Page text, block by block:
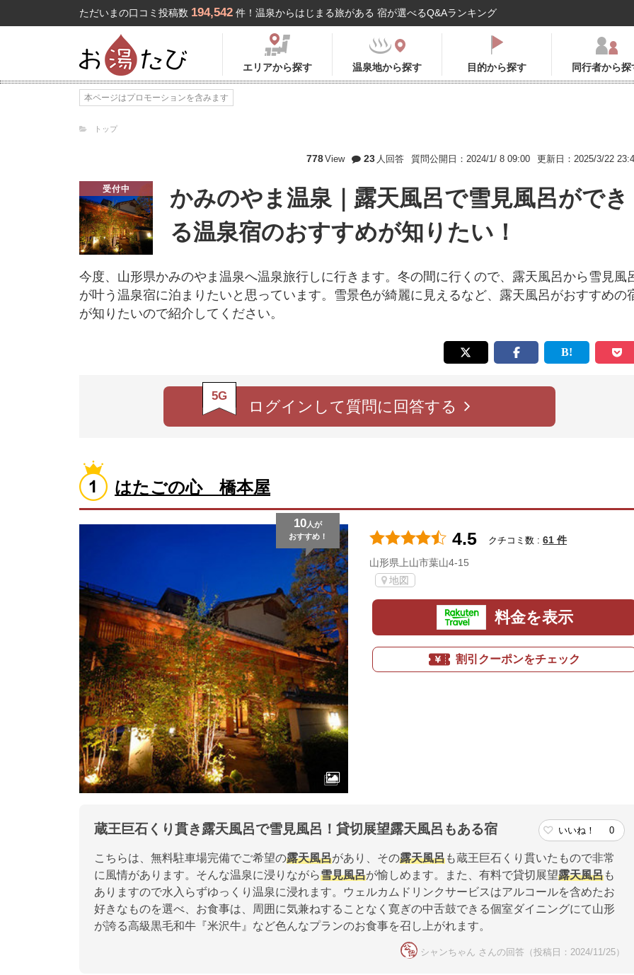
ただいまの口コミ投稿数 194,542 件！温泉からはじまる旅がある 宿が選べるQ&Aランキング
エリアから探す 温泉地から探す 目的から探す 同行者から探
本ページはプロモーションを含みます
トップ
778View 23 人回答 質問公開日：2024/1/ 8 09:00 更新日：2025/3/22
受付中
かみのやま温泉｜露天風呂で雪見風呂ができ
る温泉宿のおすすめが知りたい！
今度、山形県かみのやま温泉へ温泉旅行しに行きます。冬の間に行くので、露天風呂から雪見風
が叶う温泉宿に泊まりたいと思っています。雪景色が綺麗に見えるなど、露天風呂がおすすめの
が知りたいので紹介してください。
5G
ログインして質問に回答する
はたごの心 橋本屋
10 人が
おすすめ！
4.5 クチコミ数 : 61 件
山形県上山市葉山4-15
地図
料金を表示
割引クーポンをチェック
蔵王巨石くり貫き露天風呂で雪見風呂！貸切展望露天風呂もある宿 いいね！ 0
こちらは、無料駐車場完備でご希望の露天風呂があり、その露天風呂も蔵王巨石くり貫いたもので非常
に風情があります。そんな温泉に浸りながら雪見風呂が愉しめます。また、有料で貸切展望露天風呂も
ありますので水入らずゆっくり温泉に浸れます。ウェルカムドリンクサービスはアルコールを含めたお
好きなものを選べ、お食事は、周囲に気兼ねすることなく寛ぎの中舌鼓できる個室ダイニングにて山形
が誇る高級黒毛和牛『米沢牛』など色んなプランのお食事を召し上がれます。
シャンちゃん さんの回答（投稿日：2024/11/25）